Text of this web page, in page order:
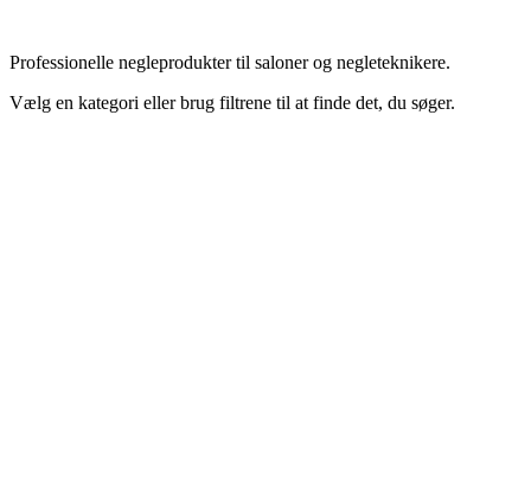
Professionelle negleprodukter til saloner og negleteknikere.
Vælg en kategori eller brug filtrene til at finde det, du søger.